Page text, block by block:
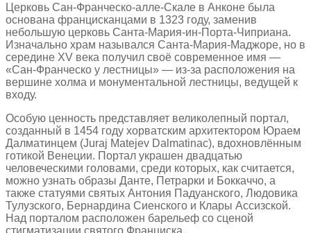
Церковь Сан-Франческо-алле-Скале в Анконе была
основана францисканцами в 1323 году, заменив
небольшую церковь Санта-Мария-ин-Порта-Чиприана.
Изначально храм назывался Санта-Мария-Маджоре, но в
середине XV века получил своё современное имя —
«Сан-Франческо у лестницы» — из-за расположения на
вершине холма и монументальной лестницы, ведущей к
входу.
Особую ценность представляет великолепный портал,
созданный в 1454 году хорватским архитектором Юраем
Далматинцем (Juraj Matejev Dalmatinac), вдохновлённым
готикой Венеции. Портал украшен двадцатью
человеческими головами, среди которых, как считается,
можно узнать образы Данте, Петрарки и Боккаччо, а
также статуями святых Антония Падуанского, Людовика
Тулузского, Бернардина Сиенского и Клары Ассизской.
Над порталом расположен барельеф со сценой
стигматизации святого Франциска.